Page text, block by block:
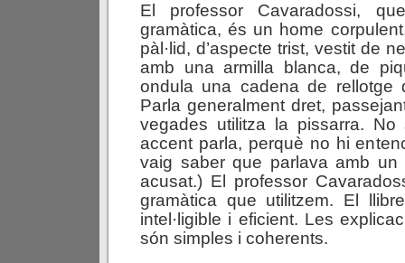
El professor Cavaradossi,
gramàtica, és un home
pàl·lid, d’aspecte trist, vestit de
amb una armilla blanca, de
ondula una cadena de rellotge
Parla generalment dret,
vegades utilitza la pissarra.
accent parla, perquè no hi
vaig saber que parlava amb un
acusat.) El professor
gramàtica que utilitzem. El
intel·ligible i eficient. Les
són simples i coherents.